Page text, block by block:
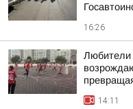
16:26
Любители
14:11